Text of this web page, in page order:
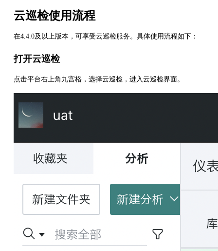
云巡检使用流程
在4.4.0及以上版本，可享受云巡检服务。具体使用流程如下：
打开云巡检
点击平台右上角九宫格，选择云巡检，进入云巡检界面。